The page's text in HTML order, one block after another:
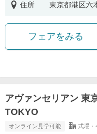
住所
東京都港区六
フェアをみる
アヴァンセリアン
TOKYO
オンライン見学可能 式場・